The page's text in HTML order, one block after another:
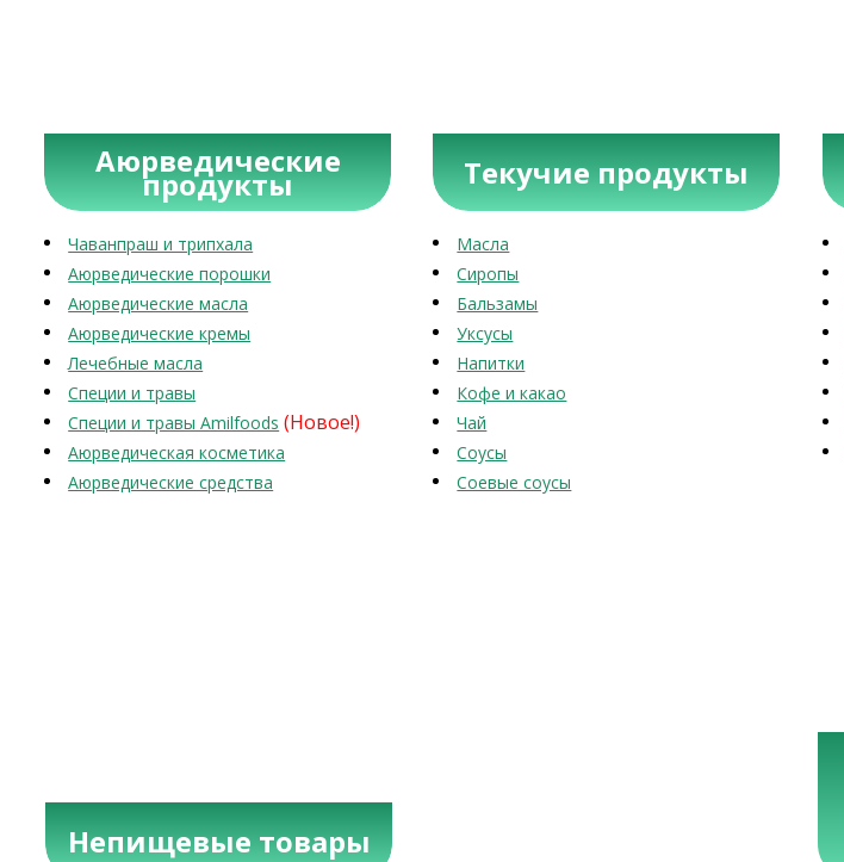
Аюрведические
продукты
Чаванпраш и трипхала
Аюрведические порошки
Аюрведические масла
Аюрведические кремы
Лечебные масла
Специи и травы
Специи и травы Amilfoods (Новое!)
Аюрведическая косметика
Аюрведические средства
Текучие продукты
Масла
Сиропы
Бальзамы
Уксусы
Напитки
Кофе и какао
Чай
Соусы
Соевые соусы
Непищевые товары